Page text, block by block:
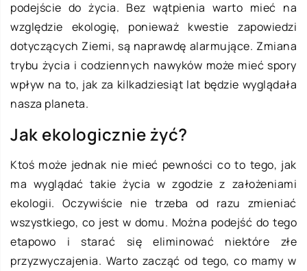
podejście do życia. Bez wątpienia warto mieć na
względzie ekologię, ponieważ kwestie zapowiedzi
dotyczących Ziemi, są naprawdę alarmujące. Zmiana
trybu życia i codziennych nawyków może mieć spory
wpływ na to, jak za kilkadziesiąt lat będzie wyglądała
nasza planeta.
Jak ekologicznie żyć?
Ktoś może jednak nie mieć pewności co to tego, jak
ma wyglądać takie życia w zgodzie z założeniami
ekologii. Oczywiście nie trzeba od razu zmieniać
wszystkiego, co jest w domu. Można podejść do tego
etapowo i starać się eliminować niektóre złe
przyzwyczajenia. Warto zacząć od tego, co mamy w